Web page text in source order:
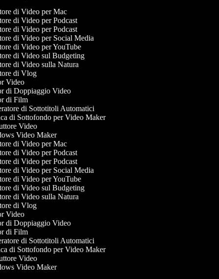
di Video per Mac
di Video per Podcast
di Video per Podcast
di Video per Social Media
di Video per YouTube
di Video sul Budgeting
di Video sulla Natura
di Vlog
Video
di Doppiaggio Video
di Film
di Sottotitoli Automatici
di Sottofondo per Video Maker
Video
Video Maker
di Video per Mac
di Video per Podcast
di Video per Podcast
di Video per Social Media
di Video per YouTube
di Video sul Budgeting
di Video sulla Natura
di Vlog
Video
di Doppiaggio Video
di Film
di Sottotitoli Automatici
di Sottofondo per Video Maker
Video
Video Maker